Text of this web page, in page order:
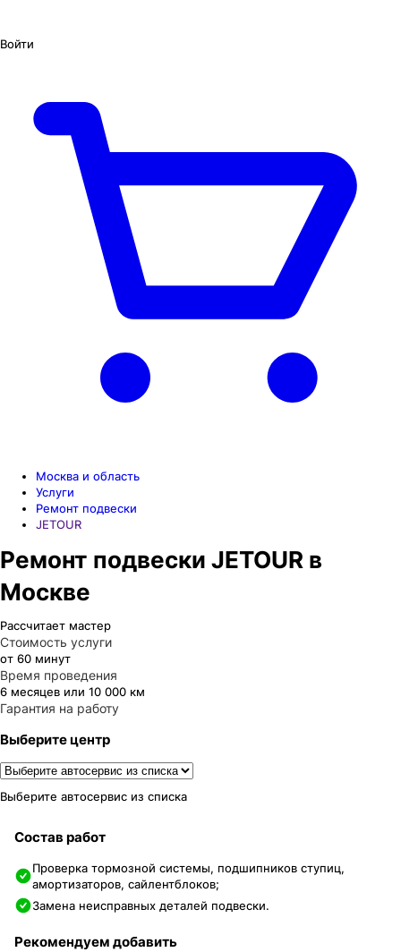
Войти
Москва и область
Услуги
Ремонт подвески
JETOUR
Ремонт подвески JETOUR в
Москве
Рассчитает мастер
Стоимость услуги
от 60 минут
Время проведения
6 месяцев или 10 000 км
Гарантия на работу
Выберите центр
Выберите автосервис из списка
Состав работ
Проверка тормозной системы, подшипников ступиц,
амортизаторов, сайлентблоков;
Замена неисправных деталей подвески.
Рекомендуем добавить